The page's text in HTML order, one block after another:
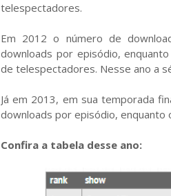
telespectadores.
Em 2012 o número de
downloads por episódio,
de telespectadores. Nesse ano a
Já em 2013, em sua temporada
downloads por episódio, enquanto
Confira a tabela desse ano: